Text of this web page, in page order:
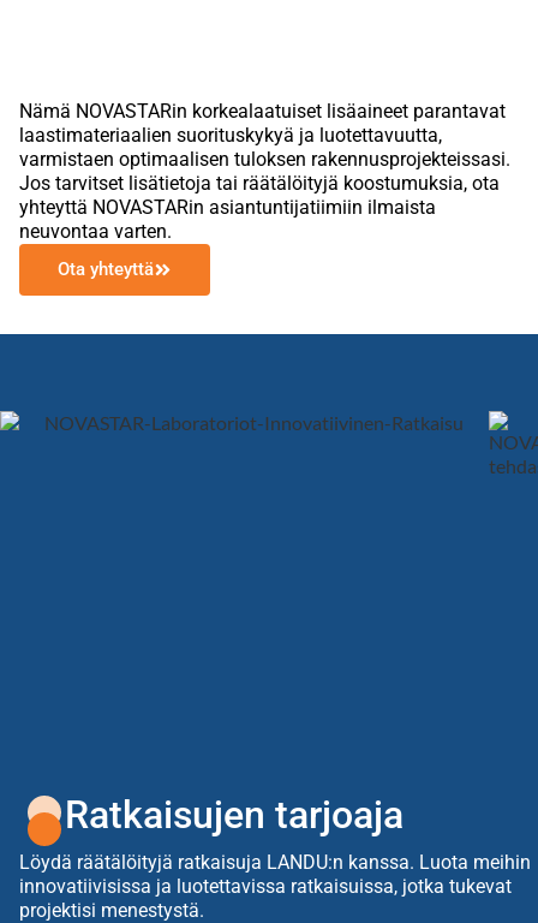
Nämä NOVASTARin korkealaatuiset lisäaineet parantavat
laastimateriaalien suorituskykyä ja luotettavuutta,
varmistaen optimaalisen tuloksen rakennusprojekteissasi.
Jos tarvitset lisätietoja tai räätälöityjä koostumuksia, ota
yhteyttä NOVASTARin asiantuntijatiimiin ilmaista
neuvontaa varten.
Ota yhteyttä
Ratkaisujen tarjoaja
Löydä räätälöityjä ratkaisuja LANDU:n kanssa. Luota meihin
innovatiivisissa ja luotettavissa ratkaisuissa, jotka tukevat
projektisi menestystä.